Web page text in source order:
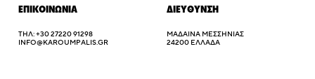
ΕΠΙΚΟΙΝΩΝΙΑ
ΤΗΛ: +30 27220 91298
INFO@KAROUMPALIS.GR
ΔΙΕΥΘΥΝΣΗ
ΜΆΔΑΙΝΑ ΜΕΣΣΗΝΊΑΣ
24200 ΕΛΛΑΔΑ